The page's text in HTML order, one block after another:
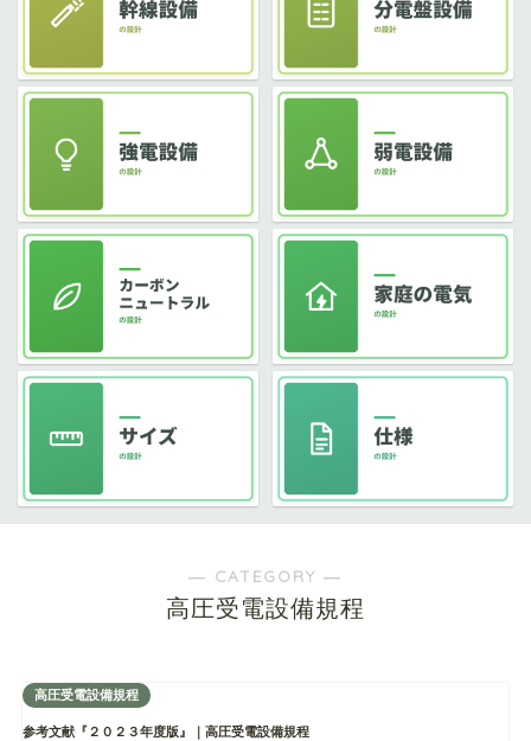
― CATEGORY ―
高圧受電設備規程
高圧受電設備規程
参考文献『２０２３年度版』｜高圧受電設備規程